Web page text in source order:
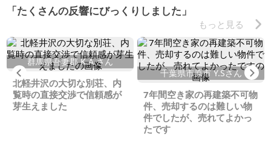
「たくさんの反響にびっくりしました」
もっと見る
Previous
群馬県吾妻郡 K.A.さん
北軽井沢の大切な別荘、内
覧時の直接交渉で信頼感が
芽生えました
千葉県市原市 Y.Sさん
7年間空き家の再建築不可物
件、売却するのは難しい物
件でしたが、売れてよかっ
たです